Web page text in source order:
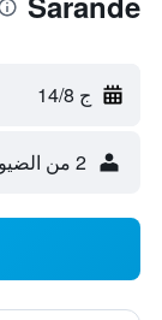
ج 14/8
2 من الضيوف، غرفة واحدة